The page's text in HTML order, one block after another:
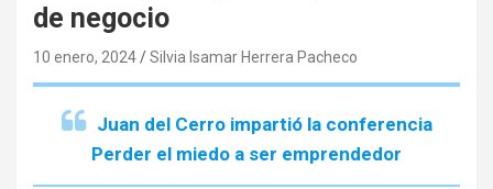
de negocio
10 enero, 2024 Silvia Isamar Herrera Pacheco
Juan del Cerro impartió la conferencia
Perder el miedo a ser emprendedor